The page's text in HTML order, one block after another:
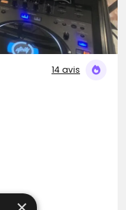
14 avis